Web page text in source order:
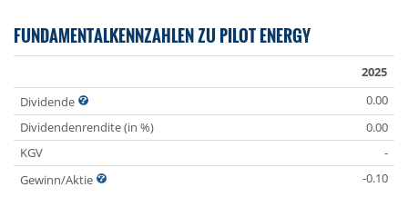
FUNDAMENTALKENNZAHLEN ZU PILOT ENERGY
2025
Dividende
0.00
Dividendenrendite (in %)
0.00
KGV
-
Gewinn/Aktie
-0.10